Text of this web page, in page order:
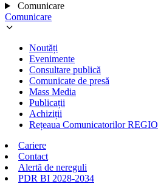
Comunicare
Comunicare
Noutăți
Evenimente
Consultare publică
Comunicate de presă
Mass Media
Publicații
Achiziții
Rețeaua Comunicatorilor REGIO
Cariere
Contact
Alertă de nereguli
PDR BI 2028-2034